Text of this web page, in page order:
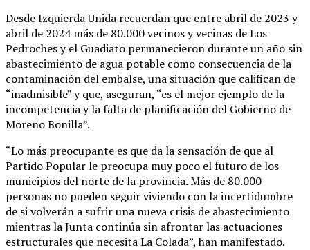
Desde Izquierda Unida recuerdan que entre abril de 2023 y
abril de 2024 más de 80.000 vecinos y vecinas de Los
Pedroches y el Guadiato permanecieron durante un año sin
abastecimiento de agua potable como consecuencia de la
contaminación del embalse, una situación que califican de
“inadmisible” y que, aseguran, “es el mejor ejemplo de la
incompetencia y la falta de planificación del Gobierno de
Moreno Bonilla”.
“Lo más preocupante es que da la sensación de que al
Partido Popular le preocupa muy poco el futuro de los
municipios del norte de la provincia. Más de 80.000
personas no pueden seguir viviendo con la incertidumbre
de si volverán a sufrir una nueva crisis de abastecimiento
mientras la Junta continúa sin afrontar las actuaciones
estructurales que necesita La Colada”, han manifestado.